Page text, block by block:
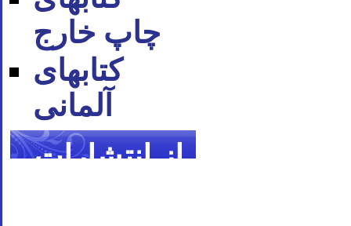
چاپ خارج
کتاب‪های
آلمانی
از انتشارات